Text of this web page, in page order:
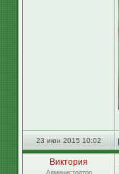
23 июн 2015 10:02
Виктория
Администратор